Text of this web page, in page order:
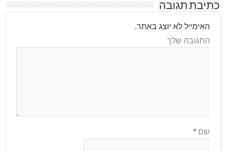
כתיבת תגובה
האימייל לא יוצג באתר.
התגובה שלך
שם*